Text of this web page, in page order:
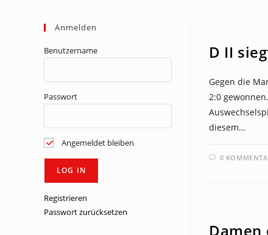
D II
Gegen die
2:0
diesem…
0
Damen
Anmelden
Benutzername
Passwort
Angemeldet bleiben
Registrieren
Passwort zurücksetzen